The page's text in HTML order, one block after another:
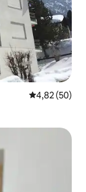
Gemiddelde
4,82 (50)